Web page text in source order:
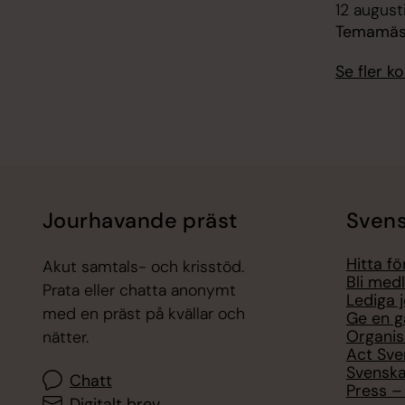
12
Se fler
Jourhavande präst
Akut samtals- och krisstöd.
Prata eller chatta anonymt
med en präst på kvällar och
nätter.
Chatt
Hitta
Bli
Lediga
Ge en
Act
Press